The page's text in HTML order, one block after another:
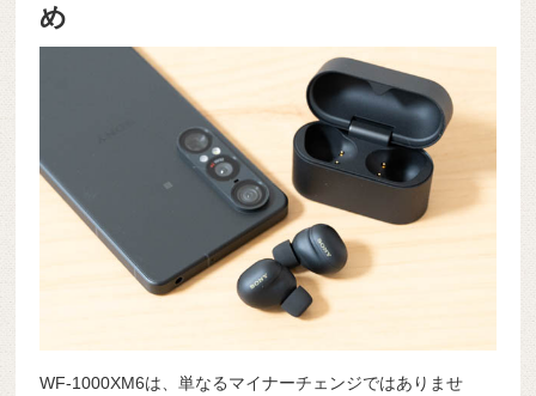
め
WF-1000XM6は、単なるマイナーチェンジではありませ